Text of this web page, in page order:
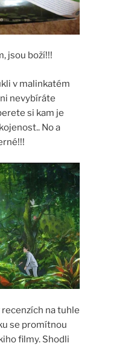
jsou boží!!!
v malinkatém
nevybíráte
si kam je
No a
na tuhle
se promítnou
filmy. Shodli